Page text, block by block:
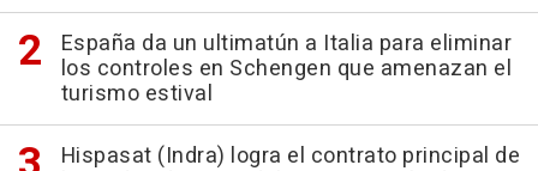
España da un ultimatún a Italia para eliminar
los controles en Schengen que amenazan el
turismo estival
Hispasat (Indra) logra el contrato principal de